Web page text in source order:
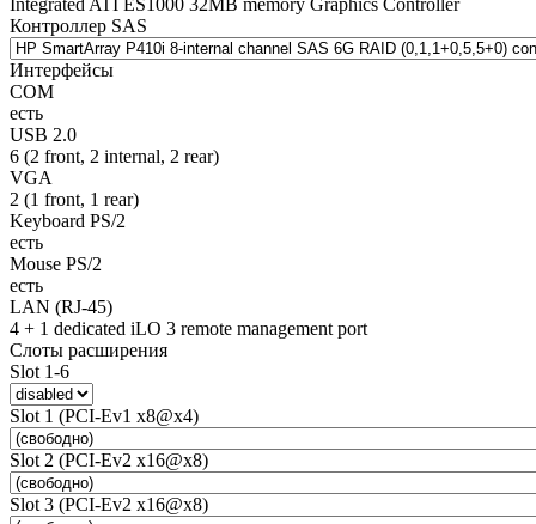
Контроллер SAS
Интерфейсы
COM
есть
USB 2.0
6 (2 front, 2 internal, 2 rear)
VGA
2 (1 front, 1 rear)
Keyboard PS/2
есть
Mouse PS/2
есть
LAN (RJ-45)
4 + 1 dedicated iLO 3 remote management port
Слоты расширения
Slot 1-6
Slot 1 (PCI-Ev1 x8@x4)
Slot 2 (PCI-Ev2 x16@x8)
Slot 3 (PCI-Ev2 x16@x8)